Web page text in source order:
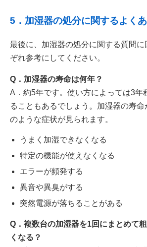
5．加湿器の処分に関するよく
最後に、加湿器の処分に関する質問
ぞれ参考にしてください。
Q．加湿器の寿命は何年？
A．約5年です。使い方によっては3年
ることもあるでしょう。加湿器の寿
のような症状が見られます。
うまく加湿できなくなる
特定の機能が使えなくなる
エラーが頻発する
異音や異臭がする
突然電源が落ちることがある
Q．複数台の加湿器を1回にまとめて
くなる？